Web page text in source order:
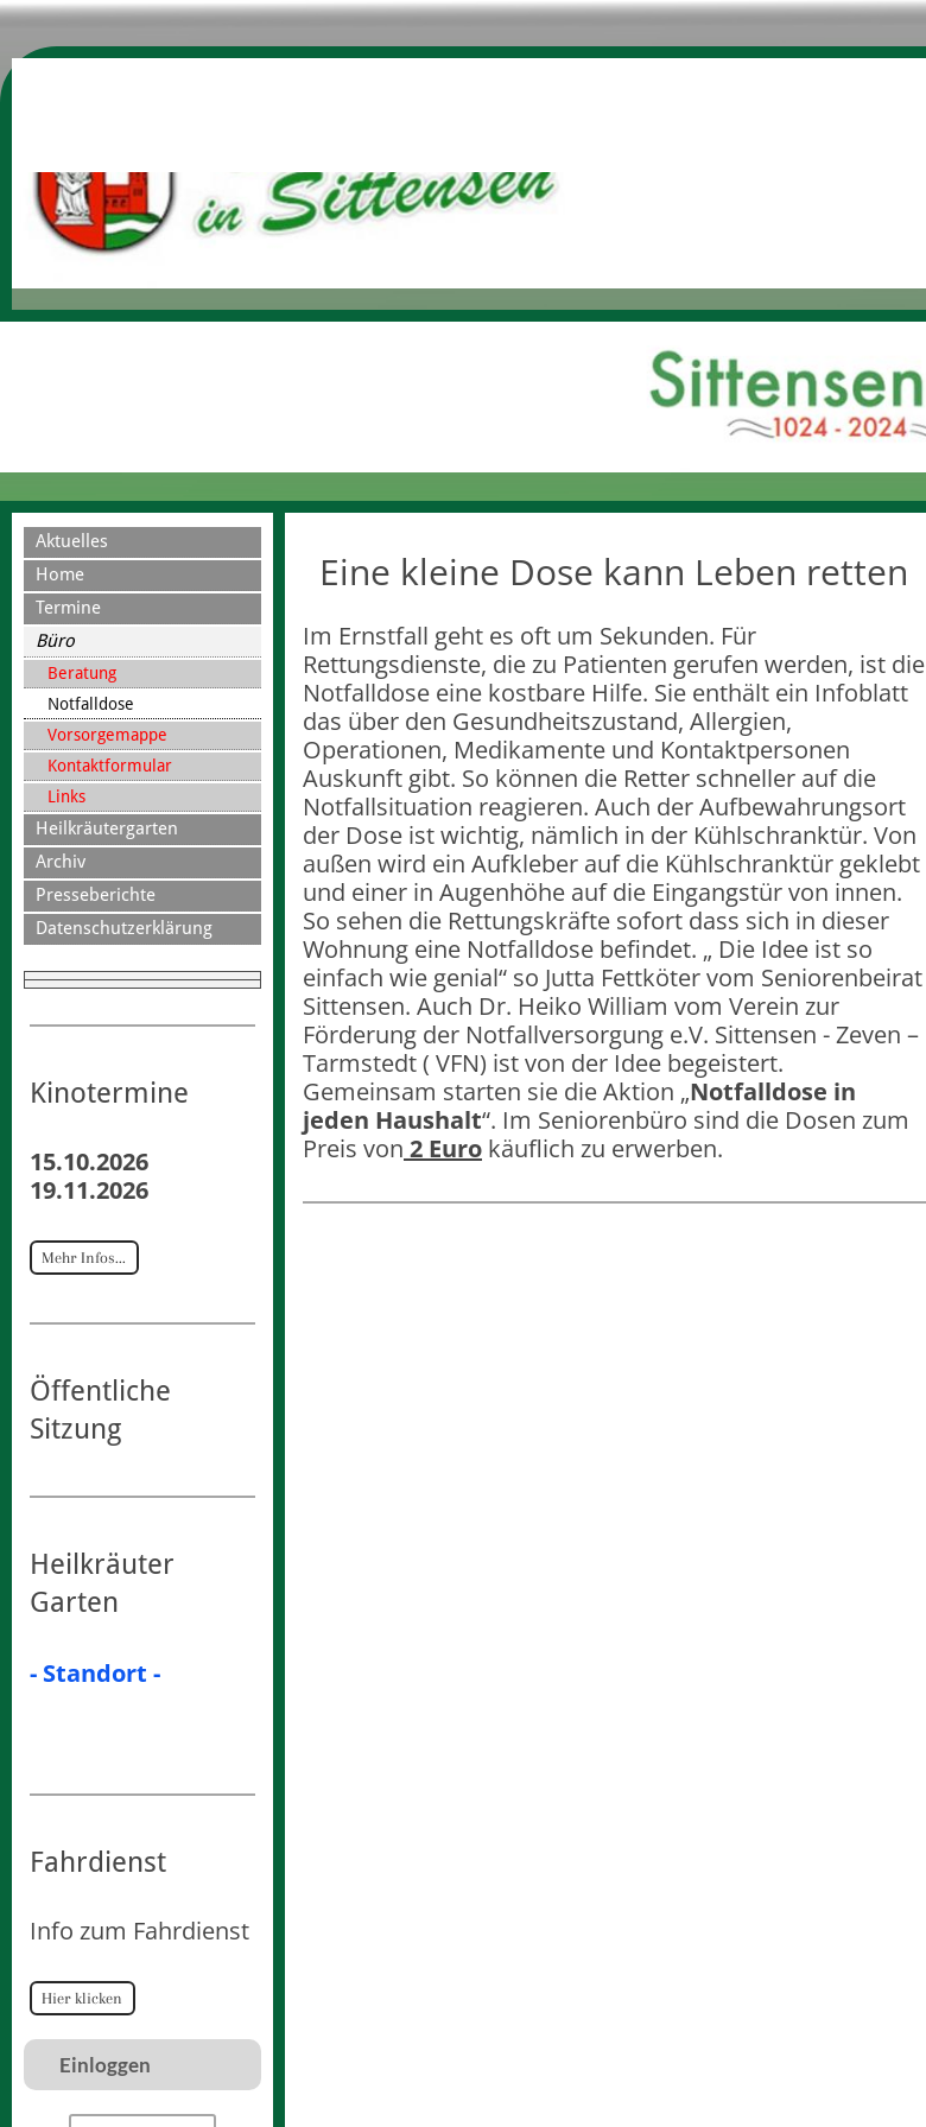
Aktuelles
Home
Termine
Büro
Beratung
Notfalldose
Vorsorgemappe
Kontaktformular
Links
Heilkräutergarten
Archiv
Presseberichte
Datenschutzerklärung
Kinotermine
15.10.2026
19.11.2026
Mehr Infos...
Öffentliche
Sitzung
Heilkräuter
Garten
- Standort -
Fahrdienst
Info zum Fahrdienst
Hier klicken
Einloggen
Eine kleine Dose kann Leben retten
Im Ernstfall geht es oft um Sekunden. Für
Rettungsdienste, die zu Patienten gerufen werden, ist die
Notfalldose eine kostbare Hilfe. Sie enthält ein Infoblatt
das über den Gesundheitszustand, Allergien,
Operationen, Medikamente und Kontaktpersonen
Auskunft gibt. So können die Retter schneller auf die
Notfallsituation reagieren. Auch der Aufbewahrungsort
der Dose ist wichtig, nämlich in der Kühlschranktür. Von
außen wird ein Aufkleber auf die Kühlschranktür geklebt
und einer in Augenhöhe auf die Eingangstür von innen.
So sehen die Rettungskräfte sofort dass sich in dieser
Wohnung eine Notfalldose befindet. „ Die Idee ist so
einfach wie genial“ so Jutta Fettköter vom Seniorenbeirat
Sittensen. Auch Dr. Heiko William vom Verein zur
Förderung der Notfallversorgung e.V. Sittensen - Zeven –
Tarmstedt ( VFN) ist von der Idee begeistert.
Gemeinsam starten sie die Aktion „Notfalldose in
jeden Haushalt“. Im Seniorenbüro sind die Dosen zum
Preis von 2 Euro käuflich zu erwerben.